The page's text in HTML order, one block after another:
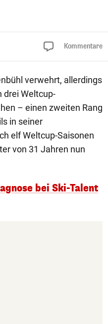
Kommentare
verwehrt, allerdings
drei Weltcup-
– einen zweiten Rang
in seiner
elf Weltcup-Saisonen
von 31 Jahren nun
bei Ski-Talent